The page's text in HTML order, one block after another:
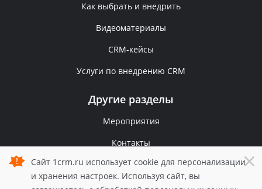
Сайт 1crm.ru использует cookie для персонализации
и хранения настроек. Используя сайт, вы
×
Как выбрать и внедрить
Видеоматериалы
CRM-кейсы
Услуги по внедрению CRM
Другие разделы
Мероприятия
Контакты
Политика конфиденциальности
© 2006 — 2026 1С-Рарус.